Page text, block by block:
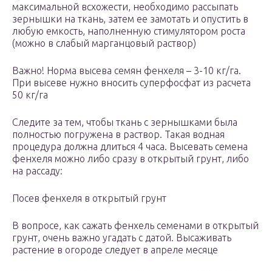
максимальной всхожести, необходимо рассыпать
зернышки на ткань, затем ее замотать и опустить в
любую емкость, наполненную стимулятором роста
(можно в слабый марганцовый раствор)
Важно! Норма высева семян фенхеля – 3-10 кг/га.
При высеве нужно вносить суперфосфат из расчета
50 кг/га
Следите за тем, чтобы ткань с зернышками была
полностью погружена в раствор. Такая водная
процедура должна длиться 4 часа. Высевать семена
фенхеля можно либо сразу в открытый грунт, либо
на рассаду:
Посев фенхеля в открытый грунт
В вопросе, как сажать фенхель семенами в открытый
грунт, очень важно угадать с датой. Высаживать
растение в огороде следует в апреле месяце